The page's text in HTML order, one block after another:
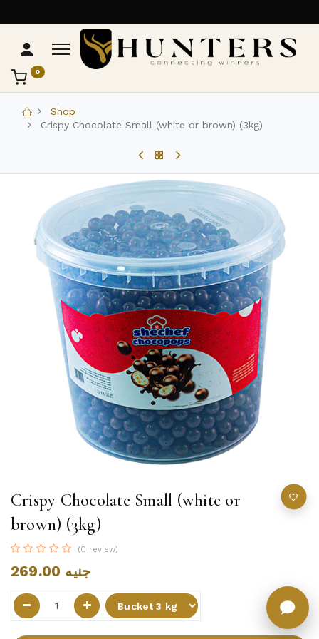
0
Shop
Crispy Chocolate Small (white or brown) (3kg)
Crispy Chocolate Small (white or
brown) (3kg)
(0 review)
269.00 جنيه
تواصل مع Hunters
عادةً بنرد في دقائق